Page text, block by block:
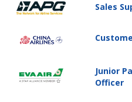
Sales
Junior
Officer